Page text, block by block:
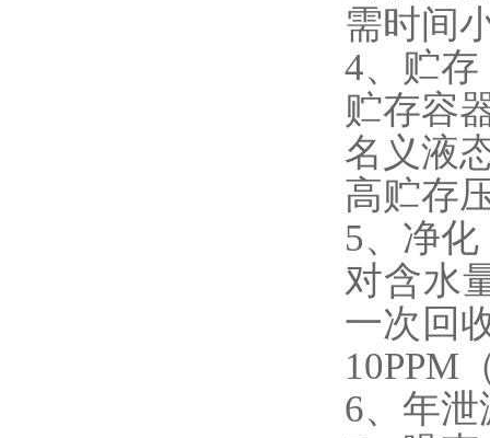
需时间
4、贮存
贮存容
名义液
高贮存
5、净化
对含水
一次回
10PPM
6、年